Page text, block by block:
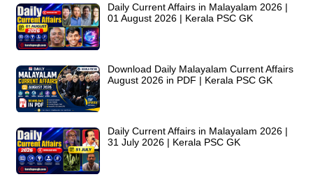
Daily Current Affairs in Malayalam 2026 |
01 August 2026 | Kerala PSC GK
Download Daily Malayalam Current Affairs
August 2026 in PDF | Kerala PSC GK
Daily Current Affairs in Malayalam 2026 |
31 July 2026 | Kerala PSC GK